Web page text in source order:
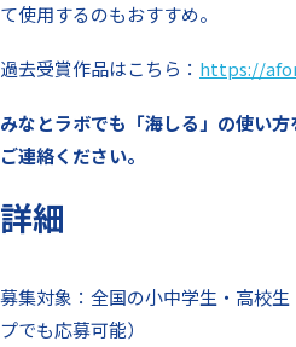
て使用するのもおすすめ。
過去受賞作品はこちら： https://
みなとラボでも「海しる」の使い
ご連絡ください。
詳細
募集対象：全国の小中学生・高校
プでも応募可能）